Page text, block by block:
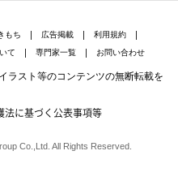
もち 広告掲載
利用規約
て 専門家一覧 お問い合わせ
ラスト等のコンテンツの無断転載を
法に基づく公表事項等
Co.,Ltd. All Rights Reserved.